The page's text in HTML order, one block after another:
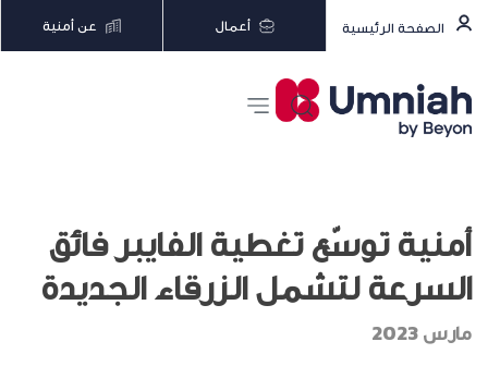
الصفحة الرئيسية أعمال عن أمنية
أمنية توسّع تغطية الفايبر فائق
السرعة لتشمل الزرقاء الجديدة
مارس 2023